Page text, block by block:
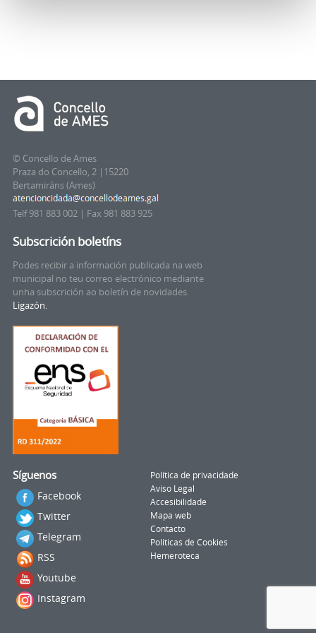
© Concello de Ames
Praza do Concello, 2 |15220
Bertamiráns (Ames)
Telf 981 883 002 | Fax 981 883 925
Subscrición boletíns
Podes recibir a información publicada na web
municipal no teu correo electrónico mediante
unha subscrición ao boletín de novidades.
Ligazón.
Síguenos
Facebook
Twitter
Telegram
RSS
Youtube
Instagram
Política de privacidade
Aviso Legal
Accesibilidade
Mapa web
Contacto
Politicas de Cookies
Hemeroteca